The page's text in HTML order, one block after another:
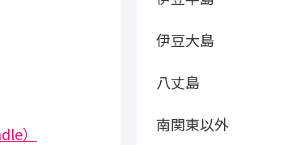
）
伊豆大島
八丈島
南関東以外